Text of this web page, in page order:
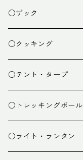
○ザック
ザック
スタッフバッグ
ザック小物
○クッキング
クッカー
バーナー
カトラリー
○テント・タープ
テント
タープ
○トレッキングポール
○ライト・ランタン